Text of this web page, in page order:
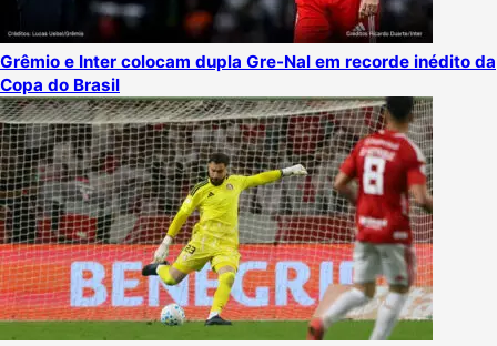
Grêmio e Inter colocam dupla Gre-Nal em recorde inédito da
Copa do Brasil